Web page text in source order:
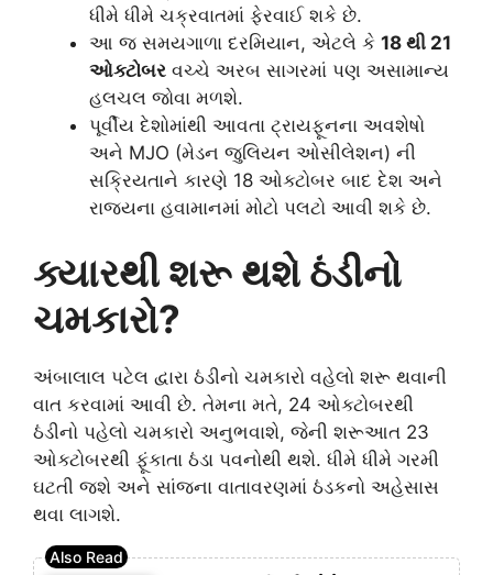
ધીમે ધીમે ચક્રવાતમાં ફેરવાઈ શકે છે.
આ જ સમયગાળા દરમિયાન, એટલે કે 18 થી 21
ઓક્ટોબર વચ્ચે અરબ સાગરમાં પણ અસામાન્ય
હલચલ જોવા મળશે.
પૂર્વીય દેશોમાંથી આવતા ટ્રાયફૂનના અવશેષો
અને MJO (મેડન જુલિયન ઓસીલેશન) ની
સક્રિયતાને કારણે 18 ઓક્ટોબર બાદ દેશ અને
રાજ્યના હવામાનમાં મોટો પલટો આવી શકે છે.
ક્યારથી શરૂ થશે ઠંડીનો
ચમકારો?
અંબાલાલ પટેલ દ્વારા ઠંડીનો ચમકારો વહેલો શરૂ થવાની
વાત કરવામાં આવી છે. તેમના મતે, 24 ઓક્ટોબરથી
ઠંડીનો પહેલો ચમકારો અનુભવાશે, જેની શરૂઆત 23
ઓક્ટોબરથી ફૂંકાતા ઠંડા પવનોથી થશે. ધીમે ધીમે ગરમી
ઘટતી જશે અને સાંજના વાતાવરણમાં ઠંડકનો અહેસાસ
થવા લાગશે.